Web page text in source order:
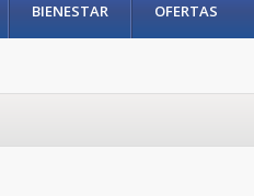
BIENESTAR OFERTAS